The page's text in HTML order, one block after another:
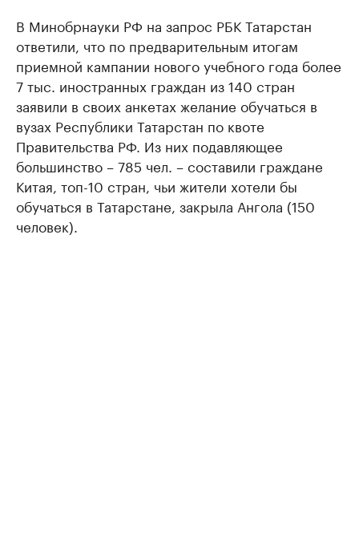
В Минобрнауки РФ на запрос РБК Татарстан
ответили, что по предварительным итогам
приемной кампании нового учебного года более
7 тыс. иностранных граждан из 140 стран
заявили в своих анкетах желание обучаться в
вузах Республики Татарстан по квоте
Правительства РФ. Из них подавляющее
большинство – 785 чел. – составили граждане
Китая, топ-10 стран, чьи жители хотели бы
обучаться в Татарстане, закрыла Ангола (150
человек).